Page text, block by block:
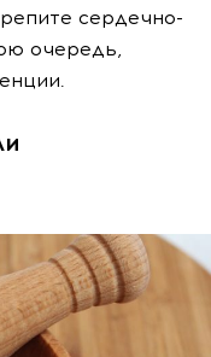
сердечно-
очередь,